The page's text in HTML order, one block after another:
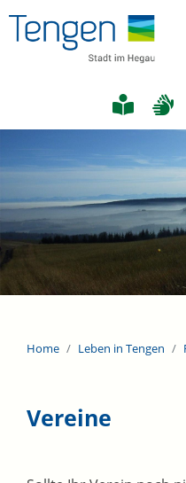
Home Leben in Tengen
Vereine